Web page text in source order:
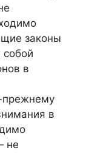
законы
в
прежнему
в
не